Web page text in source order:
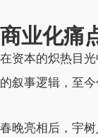
商业化痛
在资本的炽热目
的叙事逻辑，至今
春晚亮相后，宇